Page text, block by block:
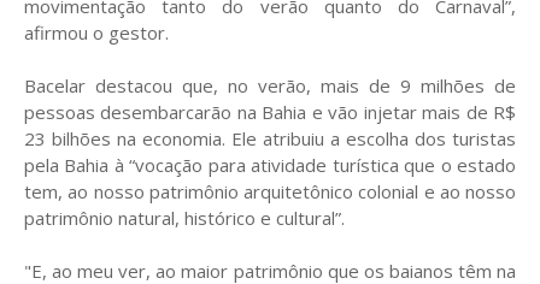
movimentação tanto do verão quanto do Carnaval”,
afirmou o gestor.
Bacelar destacou que, no verão, mais de 9 milhões de
pessoas desembarcarão na Bahia e vão injetar mais de R$
23 bilhões na economia. Ele atribuiu a escolha dos turistas
pela Bahia à “vocação para atividade turística que o estado
tem, ao nosso patrimônio arquitetônico colonial e ao nosso
patrimônio natural, histórico e cultural”.
"E, ao meu ver, ao maior patrimônio que os baianos têm na